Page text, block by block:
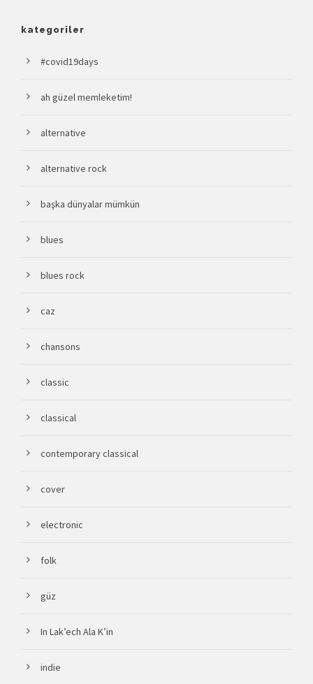
kategoriler
#covid19days
ah güzel memleketim!
alternative
alternative rock
başka dünyalar mümkün
blues
blues rock
caz
chansons
classic
classical
contemporary classical
cover
electronic
folk
güz
In Lak’ech Ala K’in
indie